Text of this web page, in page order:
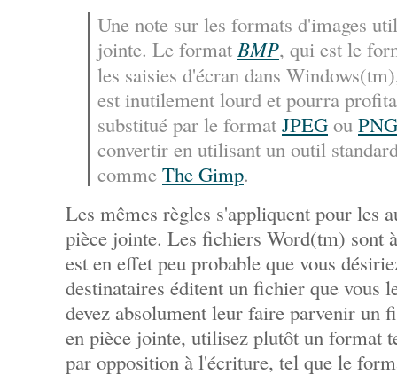
Une note sur les formats d'images
jointe. Le format BMP, qui est le
les saisies d'écran dans
est inutilement lourd et pourra
substitué par le format JPEG ou PNG
convertir en utilisant un outil
comme The Gimp.
Les mêmes règles s'appliquent pour les
pièce jointe. Les fichiers Word(tm) sont
est en effet peu probable que vous
destinataires éditent un fichier que vous
devez absolument leur faire parvenir un
en pièce jointe, utilisez plutôt un format
par opposition à l'écriture, tel que le